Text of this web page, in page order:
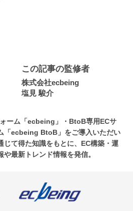
この記事の監修者
株式会社ecbeing
塩見 駿介
ーム「ecbeing」・BtoB専用ECサ
「ecbeing BtoB」をご導入いただい
じて得た知識をもとに、EC構築・運
最新トレンド情報を発信。